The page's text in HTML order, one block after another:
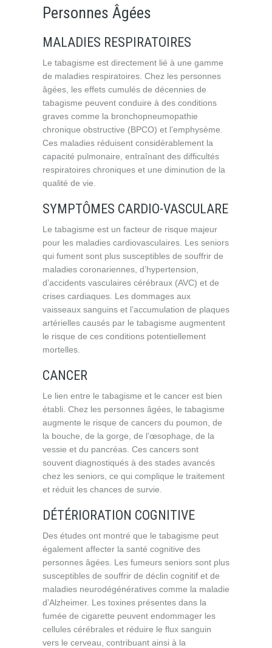
Personnes Âgées
MALADIES RESPIRATOIRES
Le tabagisme est directement lié à une gamme
de maladies respiratoires. Chez les personnes
âgées, les effets cumulés de décennies de
tabagisme peuvent conduire à des conditions
graves comme la bronchopneumopathie
chronique obstructive (BPCO) et l’emphysème.
Ces maladies réduisent considérablement la
capacité pulmonaire, entraînant des difficultés
respiratoires chroniques et une diminution de la
qualité de vie.
SYMPTÔMES CARDIO-VASCULARE
Le tabagisme est un facteur de risque majeur
pour les maladies cardiovasculaires. Les seniors
qui fument sont plus susceptibles de souffrir de
maladies coronariennes, d’hypertension,
d’accidents vasculaires cérébraux (AVC) et de
crises cardiaques. Les dommages aux
vaisseaux sanguins et l’accumulation de plaques
artérielles causés par le tabagisme augmentent
le risque de ces conditions potentiellement
mortelles.
CANCER
Le lien entre le tabagisme et le cancer est bien
établi. Chez les personnes âgées, le tabagisme
augmente le risque de cancers du poumon, de
la bouche, de la gorge, de l’œsophage, de la
vessie et du pancréas. Ces cancers sont
souvent diagnostiqués à des stades avancés
chez les seniors, ce qui complique le traitement
et réduit les chances de survie.
DÉTÉRIORATION COGNITIVE
Des études ont montré que le tabagisme peut
également affecter la santé cognitive des
personnes âgées. Les fumeurs seniors sont plus
susceptibles de souffrir de déclin cognitif et de
maladies neurodégénératives comme la maladie
d’Alzheimer. Les toxines présentes dans la
fumée de cigarette peuvent endommager les
cellules cérébrales et réduire le flux sanguin
vers le cerveau, contribuant ainsi à la